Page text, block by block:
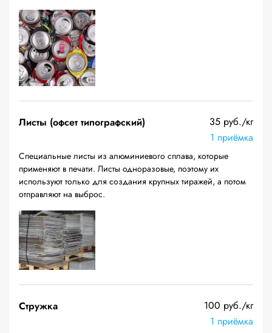
Листы (офсет типографский)
35 руб./кг
1 приёмка
Специальные листы из алюминиевого сплава, которые
применяют в печати. Листы одноразовые, поэтому их
используют только для создания крупных тиражей, а потом
отправляют на выброс.
Стружка
100 руб./кг
1 приёмка